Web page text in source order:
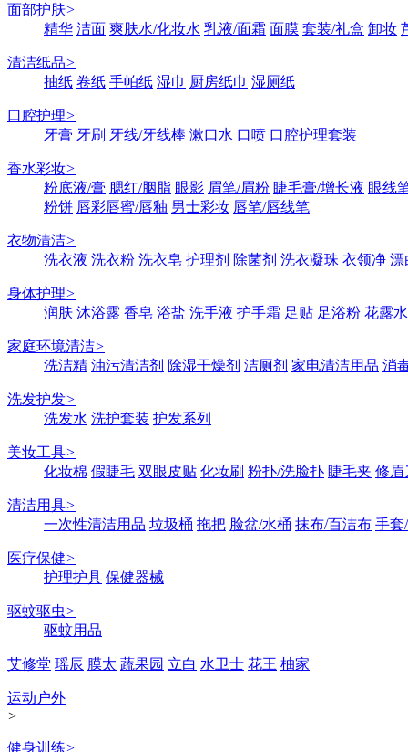
面部护肤>
精华 洁面 爽肤水/化妆水 乳液/面霜 面膜 套装/礼盒 卸妆
清洁纸品>
抽纸 卷纸 手帕纸 湿巾 厨房纸巾 湿厕纸
口腔护理>
牙膏 牙刷 牙线/牙线棒 漱口水 口喷 口腔护理套装
香水彩妆>
粉底液/膏 腮红/胭脂 眼影 眉笔/眉粉 睫毛膏/增长液 眼线
粉饼 唇彩唇蜜/唇釉 男士彩妆 唇笔/唇线笔
衣物清洁>
洗衣液 洗衣粉 洗衣皂 护理剂 除菌剂 洗衣凝珠 衣领净 漂
身体护理>
润肤 沐浴露 香皂 浴盐 洗手液 护手霜 足贴 足浴粉 花露水
家庭环境清洁>
洗洁精 油污清洁剂 除湿干燥剂 洁厕剂 家电清洁用品 消
洗发护发>
洗发水 洗护套装 护发系列
美妆工具>
化妆棉 假睫毛 双眼皮贴 化妆刷 粉扑/洗脸扑 睫毛夹 修眉
清洁用具>
一次性清洁用品 垃圾桶 拖把 脸盆/水桶 抹布/百洁布 手套
医疗保健>
护理护具 保健器械
驱蚊驱虫>
驱蚊用品
艾修堂 瑶辰 膜太 蔬果园 立白 水卫士 花王 柚家
运动户外
>
健身训练>